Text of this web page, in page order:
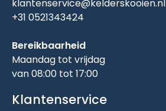
klantenservice@kelderskooien.nl
+31 0521343424
Bereikbaarheid
Maandag tot vrijdag
van 08:00 tot 17:00
Klantenservice